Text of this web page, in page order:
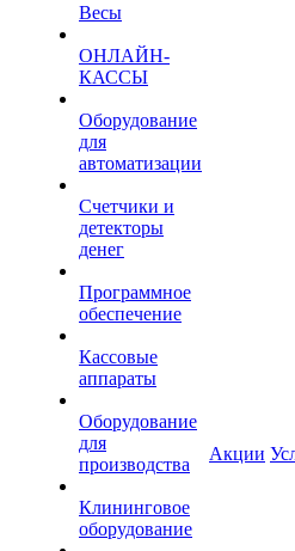
Весы
ОНЛАЙН-
КАССЫ
Оборудование
для
автоматизации
Счетчики и
детекторы
денег
Программное
обеспечение
Кассовые
аппараты
Оборудование
для
производства
Клининговое
оборудование
Акции